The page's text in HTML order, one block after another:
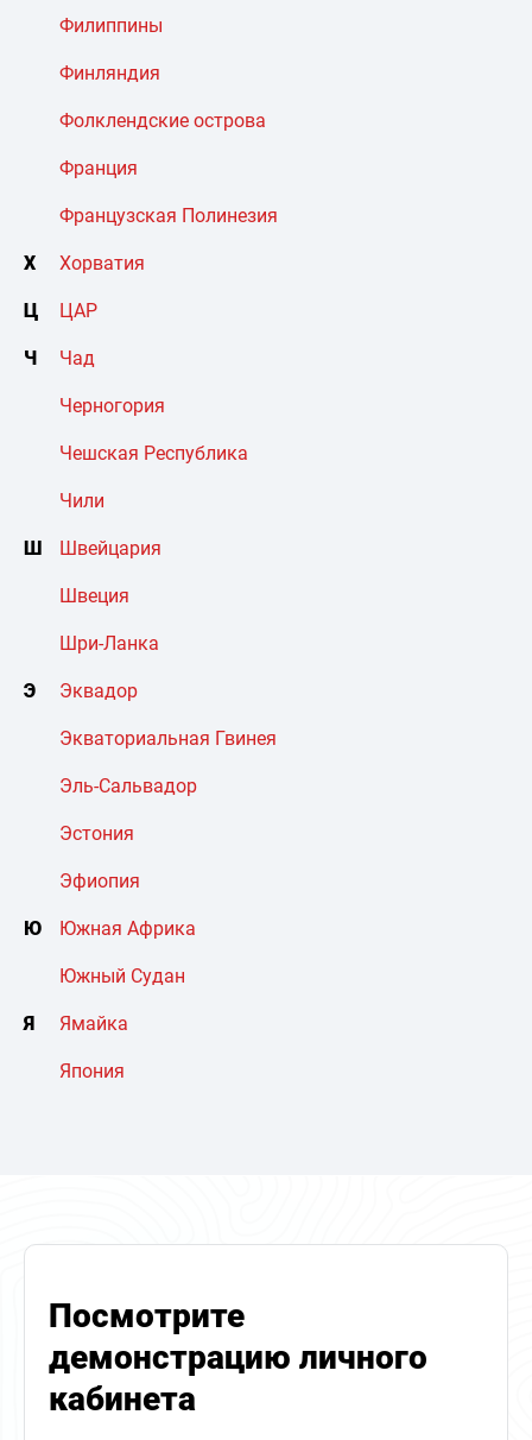
Филиппины
Финляндия
Фолклендские острова
Франция
Французская Полинезия
Х Хорватия
Ц ЦАР
Ч Чад
Черногория
Чешская Республика
Чили
Ш Швейцария
Швеция
Шри-Ланка
Э Эквадор
Экваториальная Гвинея
Эль-Сальвадор
Эстония
Эфиопия
Ю Южная Африка
Южный Судан
Я Ямайка
Япония
Посмотрите
демонстрацию личного
кабинета